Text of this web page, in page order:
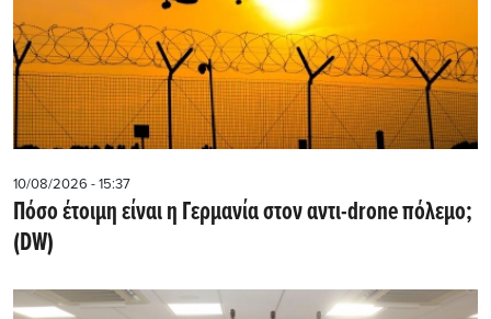
10/08/2026 - 15:37
Πόσο έτοιμη είναι η Γερμανία στον αντι-drone πόλεμο;
(DW)